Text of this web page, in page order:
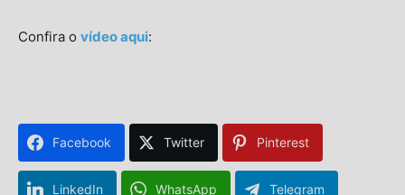
Confira o vídeo aqui:
Facebook Twitter Pinterest
LinkedIn WhatsApp Telegram